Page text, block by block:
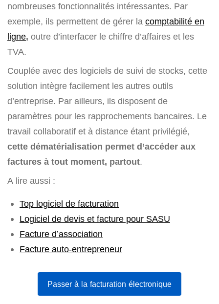
nombreuses fonctionnalités intéressantes. Par
exemple, ils permettent de gérer la comptabilité en
ligne, outre d’interfacer le chiffre d’affaires et les
TVA.
Couplée avec des logiciels de suivi de stocks, cette
solution intègre facilement les autres outils
d’entreprise. Par ailleurs, ils disposent de
paramètres pour les rapprochements bancaires. Le
travail collaboratif et à distance étant privilégié,
cette dématérialisation permet d’accéder aux
factures à tout moment, partout.
A lire aussi :
Top logiciel de facturation
Logiciel de devis et facture pour SASU
Facture d’association
Facture auto-entrepreneur
Passer à la facturation électronique